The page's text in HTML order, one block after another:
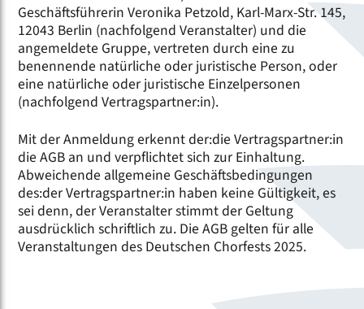
Geschäftsführerin Veronika Petzold, Karl-Marx-Str. 145,
12043 Berlin (nachfolgend Veranstalter) und die
angemeldete Gruppe, vertreten durch eine zu
benennende natürliche oder juristische Person, oder
eine natürliche oder juristische Einzelpersonen
(nachfolgend Vertragspartner:in).
Mit der Anmeldung erkennt der:die Vertragspartner:in
die AGB an und verpflichtet sich zur Einhaltung.
Abweichende allgemeine Geschäftsbedingungen
des:der Vertragspartner:in haben keine Gültigkeit, es
sei denn, der Veranstalter stimmt der Geltung
ausdrücklich schriftlich zu. Die AGB gelten für alle
Veranstaltungen des Deutschen Chorfests 2025.